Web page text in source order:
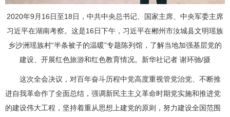
2020年9月16日至18日，中共中央总书记、国家主席、中央军委主席
习近平在湖南考察。这是16日下午，习近平在郴州市汝城县文明瑶族
乡沙洲瑶族村“半条被子的温暖”专题陈列馆，了解当地加强基层党的
建设、开展红色旅游和红色教育情况。新华社记者 谢环驰/摄
这次全会决议，对百年奋斗历程中党高度重视管党治党、不断推
进自我革命作了全面总结，强调新民主主义革命时期党实施和推进党
的建设伟大工程，坚持着重从思想上建党的原则，努力建设全国范围